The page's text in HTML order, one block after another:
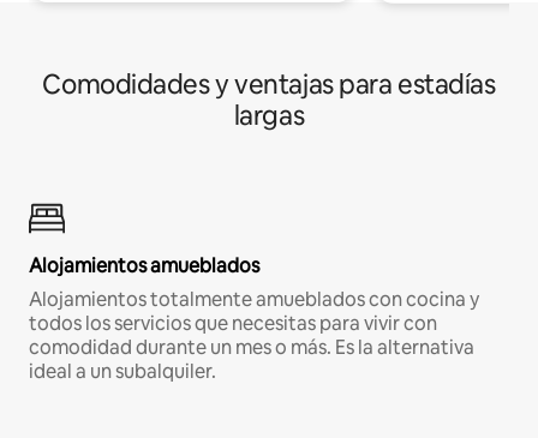
Comodidades y ventajas para estadías
largas
Alojamientos amueblados
Alojamientos totalmente amueblados con cocina y
todos los servicios que necesitas para vivir con
comodidad durante un mes o más. Es la alternativa
ideal a un subalquiler.